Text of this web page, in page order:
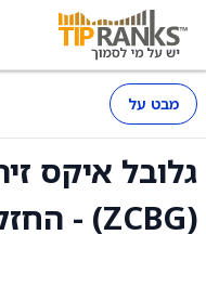
מבט על
(ZCBG) - החזקות